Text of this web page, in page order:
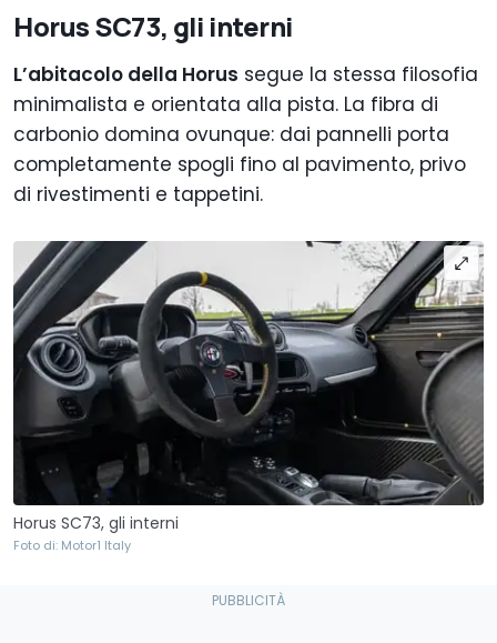
Horus SC73, gli interni
L’abitacolo della Horus segue la stessa filosofia
minimalista e orientata alla pista. La fibra di
carbonio domina ovunque: dai pannelli porta
completamente spogli fino al pavimento, privo
di rivestimenti e tappetini.
Horus SC73, gli interni
Foto di: Motor1 Italy